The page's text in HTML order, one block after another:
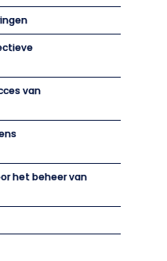
van
het beheer van